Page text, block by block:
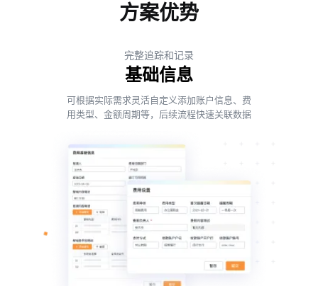
方案优势
完整追踪和记录
基础信息
可根据实际需求灵活自定义添加账户信息、费
用类型、金额周期等，后续流程快速关联数据